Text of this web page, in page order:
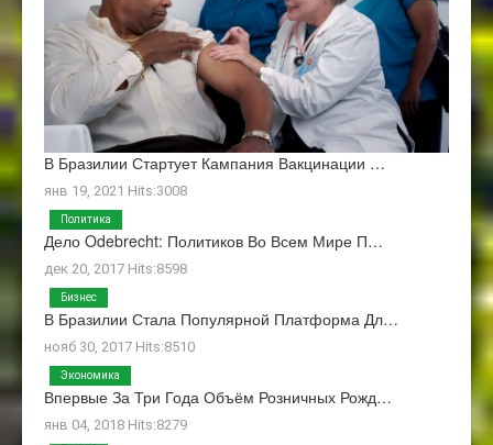
В Бразилии Стартует Кампания Вакцинации …
янв 19, 2021 Hits:3008
Дело Odebrecht: Политиков Во Всем Мире П…
дек 20, 2017 Hits:8598
Политика
В Бразилии Стала Популярной Платформа Дл…
нояб 30, 2017 Hits:8510
Бизнес
Впервые За Три Года Объём Розничных Рожд…
янв 04, 2018 Hits:8279
Экономика